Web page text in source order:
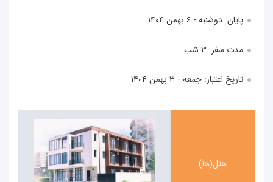
پایان: دوشنبه - ۶ بهمن ۱۴۰۴
مدت سفر: ۳ شب
تاریخ اعتبار: جمعه - ۳ بهمن ۱۴۰۴
هتل(ها)